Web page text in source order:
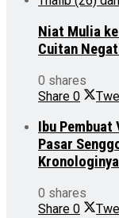
Niat Mulia
Cuitan
0 shares
Share 0
Ibu
Pasar
0 shares
Share 0